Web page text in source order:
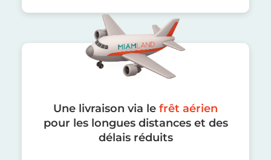
Une livraison via le frêt aérien
pour les longues distances et des
délais réduits